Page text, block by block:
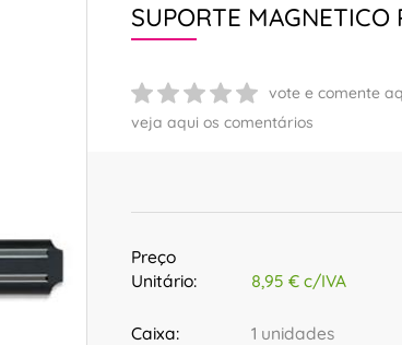
SUPORTE MAGNETICO
vote e comente
veja aqui os comentários
Preço
Unitário:
8,95 € c/IVA
Caixa: 1 unidades